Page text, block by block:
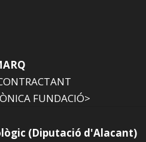
FUNDACIÓ>
(Diputació d'Alacant)